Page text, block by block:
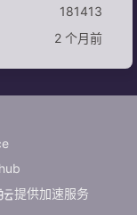
181413
2 个月前
提供加速服务